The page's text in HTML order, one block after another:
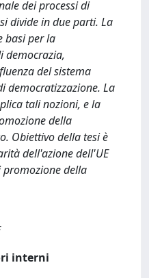
dei processi di
divide in due parti. La
basi per la
democrazia,
del sistema
democratizzazione. La
tali nozioni, e la
della
Obiettivo della tesi è
dell'azione dell'UE
della
interni